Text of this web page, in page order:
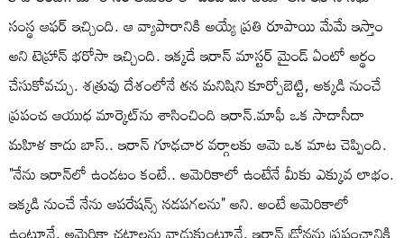
సంస్థ ఆఫర్ ఇచ్చింది. ఆ వ్యాపారానికి అయ్యే ప్రతి రూపాయి మేమే ఇస్తాం
అని టెహ్రాన్ భరోసా ఇచ్చింది. ఇక్కడే ఇరాన్ మాస్టర్ మైండ్ ఏంటో అర్థం
చేసుకోవచ్చు. శత్రువు దేశంలోనే తన మనిషిని కూర్చోబెట్టి, అక్కడి నుంచే
ప్రపంచ ఆయుధ మార్కెట్‌ను శాసించింది ఇరాన్.మాఫీ ఒక సాదాసీదా
మహిళ కాదు బాస్.. ఇరాన్ గూఢచార వర్గాలకు ఆమె ఒక మాట చెప్పింది.
"నేను ఇరాన్‌లో ఉండటం కంటే.. అమెరికాలో ఉంటేనే మీకు ఎక్కువ లాభం.
ఇక్కడి నుంచే నేను ఆపరేషన్స్ నడపగలను" అని. అంటే అమెరికాలో